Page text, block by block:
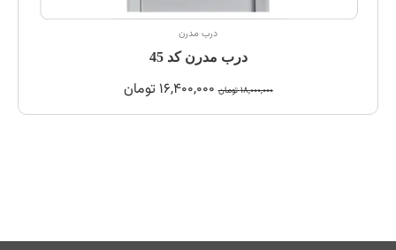
درب مدرن
درب مدرن کد 45
18,000,000 تومان 16,400,000 تومان